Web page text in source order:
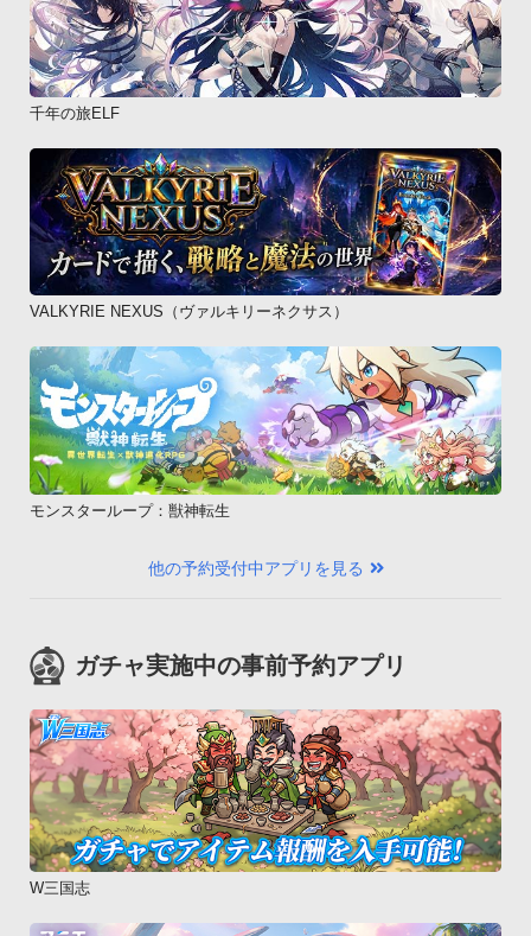
千年の旅ELF
VALKYRIE NEXUS（ヴァルキリーネクサス）
モンスターループ：獣神転生
他の予約受付中アプリを見る
ガチャ実施中の事前予約アプリ
W三国志